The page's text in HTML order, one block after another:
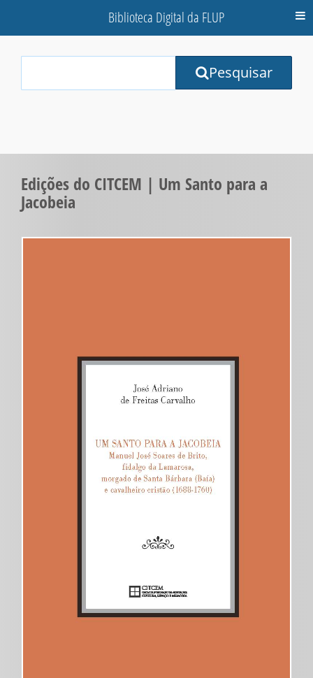
Biblioteca Digital da FLUP
Terms:
Pesquisar
Edições do CITCEM | Um Santo para a
Jacobeia